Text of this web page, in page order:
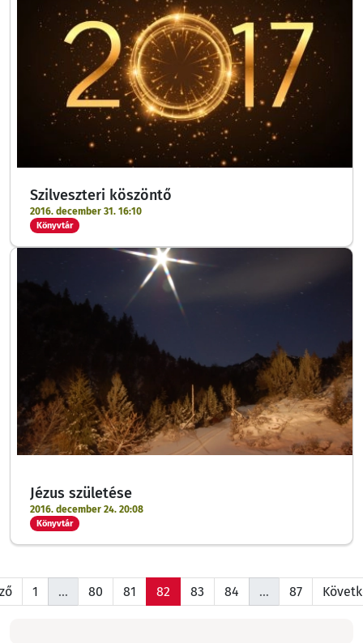
Szilveszteri köszöntő
2016. december 31. 16:10
Könyvtár
Jézus születése
2016. december 24. 20:08
Könyvtár
1 … 80 81 82 83 84 … 87